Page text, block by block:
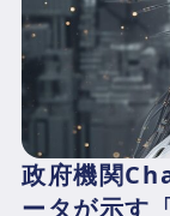
政府機関
ータが示す